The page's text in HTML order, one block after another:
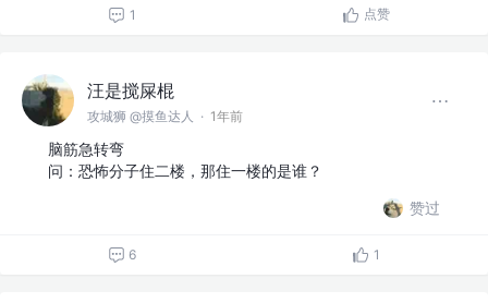
1 点赞
汪是搅屎棍
攻城狮 @摸鱼达人 · 1年前
脑筋急转弯
问：恐怖分子住二楼，那住一楼的是谁？
赞过
6 1